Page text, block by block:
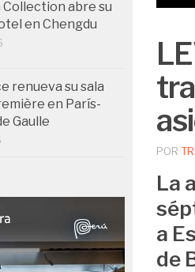
POR
La
a
de
Collection abre su
en Chengdu
renueva su sala
en París-
Gaulle